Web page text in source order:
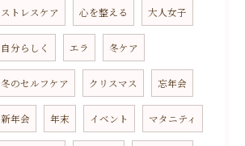
ストレスケア 心を整える 大人女子
自分らしく エラ 冬ケア
冬のセルフケア クリスマス 忘年会
新年会 年末 イベント マタニティ